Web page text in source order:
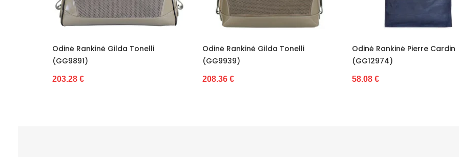
Odinė Rankinė Gilda Tonelli
(GG9939)
208.36 €
Odinė Rankinė Pierre Cardin
(GG12974)
58.08 €
Odinė Rankinė Gilda
(GG13787)
206.67 €